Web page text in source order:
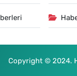
Copyright © 2024.